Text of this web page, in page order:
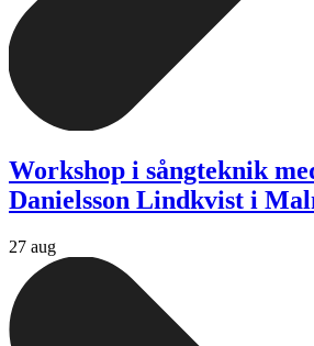
Workshop i sångteknik
Danielsson Lindkvist i
27 aug